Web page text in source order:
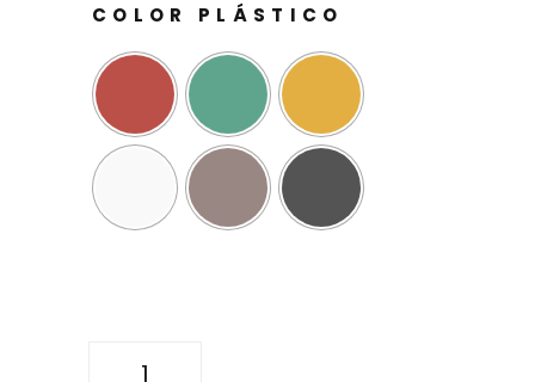
COLOR PLÁSTICO